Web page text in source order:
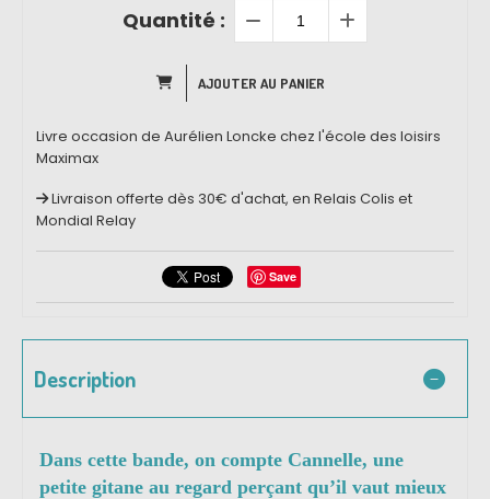
Quantité :
AJOUTER AU PANIER
Livre occasion de Aurélien Loncke chez l'école des loisirs
Maximax
Livraison offerte dès 30€ d'achat, en Relais Colis et
Mondial Relay
Save
Description
Dans cette bande, on compte Cannelle, une
petite gitane au regard perçant qu’il vaut mieux